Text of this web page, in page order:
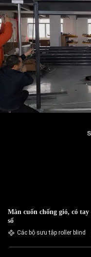
Màn cuốn chống gió, có
sổ
Các bộ sưu tập roller blind